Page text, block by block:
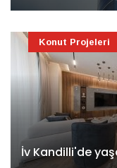
İv Kandilli'de
Konut Projeleri